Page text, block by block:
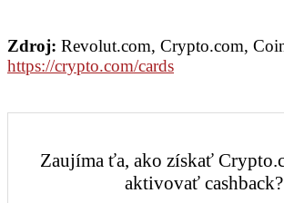
Zdroj: Revolut.com, Crypto.com,
https://crypto.com/cards
Zaujíma ťa, ako získať
aktivovať cashback?